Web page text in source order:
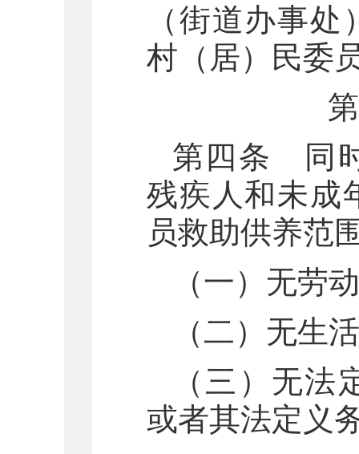
（街道办事
村（居）民委
第四条 同
残疾人和未成
员救助供养范
（一）无劳
（二）无生
（三）无
或者其法定义